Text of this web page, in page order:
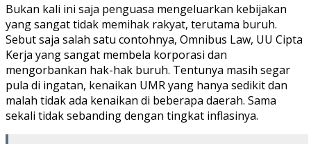
Bukan kali ini saja penguasa mengeluarkan kebijakan
yang sangat tidak memihak rakyat, terutama buruh.
Sebut saja salah satu contohnya, Omnibus Law, UU Cipta
Kerja yang sangat membela korporasi dan
mengorbankan hak-hak buruh. Tentunya masih segar
pula di ingatan, kenaikan UMR yang hanya sedikit dan
malah tidak ada kenaikan di beberapa daerah. Sama
sekali tidak sebanding dengan tingkat inflasinya.